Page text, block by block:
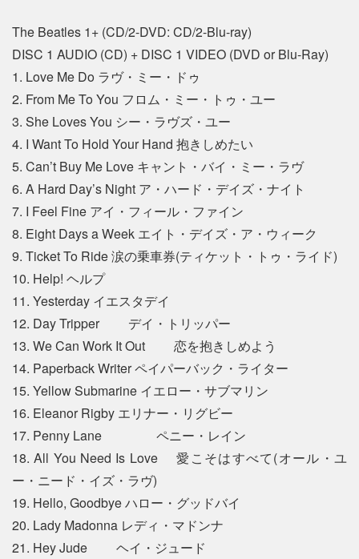
The Beatles 1+ (CD/2-DVD: CD/2-Blu-ray)
DISC 1 AUDIO (CD) + DISC 1 VIDEO (DVD or Blu-Ray)
1. Love Me Do ラヴ・ミー・ドゥ
2. From Me To You フロム・ミー・トゥ・ユー
3. She Loves You シー・ラヴズ・ユー
4. I Want To Hold Your Hand 抱きしめたい
5. Can’t Buy Me Love キャント・バイ・ミー・ラヴ
6. A Hard Day’s Night ア・ハード・デイズ・ナイト
7. I Feel Fine アイ・フィール・ファイン
8. Eight Days a Week エイト・デイズ・ア・ウィーク
9. Ticket To Ride 涙の乗車券(ティケット・トゥ・ライド)
10. Help! ヘルプ
11. Yesterday イエスタデイ
12. Day Tripper デイ・トリッパー
13. We Can Work It Out 恋を抱きしめよう
14. Paperback Writer ペイパーバック・ライター
15. Yellow Submarine イエロー・サブマリン
16. Eleanor Rigby エリナー・リグビー
17. Penny Lane ペニー・レイン
18. All You Need Is Love 愛こそはすべて(オール・ユ
ー・ニード・イズ・ラヴ)
19. Hello, Goodbye ハロー・グッドバイ
20. Lady Madonna レディ・マドンナ
21. Hey Jude ヘイ・ジュード